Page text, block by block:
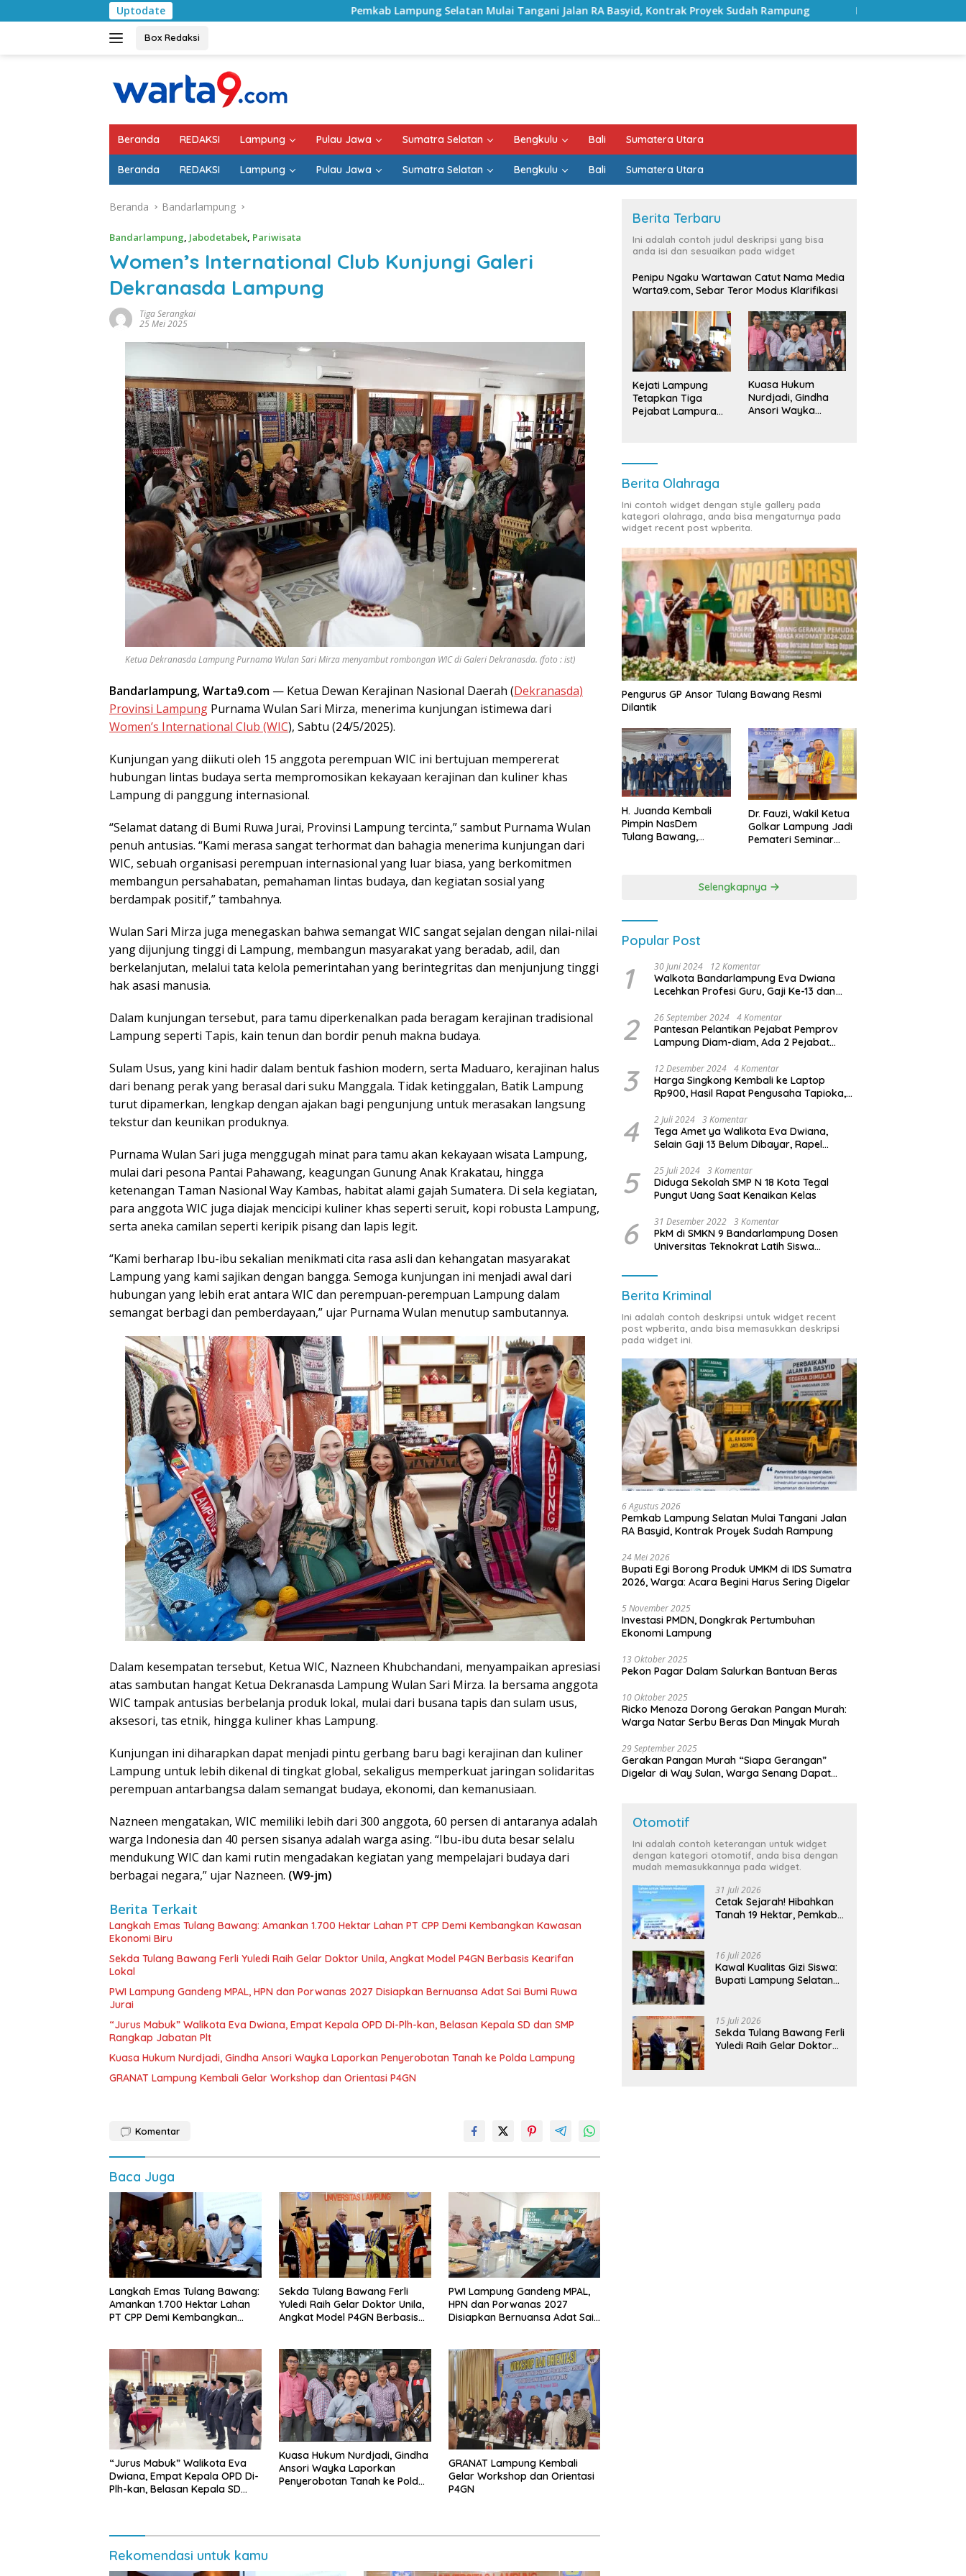
ke
Uptodate Pemkab Lampung Selatan Mulai Tangani Jalan RA Basyid, Kontrak Proyek Sudah Rampung Bulan Kemerdekaan, Bupati Lampung Selatan
Box Redaksi
Beranda REDAKSI Lampung Pulau Jawa Sumatra Selatan Bengkulu Bali Sumatera Utara
Beranda REDAKSI Lampung Pulau Jawa Sumatra Selatan Bengkulu Bali Sumatera Utara
Beranda Bandarlampung
Bandarlampung, Jabodetabek, Pariwisata
Women’s International Club Kunjungi Galeri
Dekranasda Lampung
Tiga Serangkai
25 Mei 2025
Ketua Dekranasda Lampung Purnama Wulan Sari Mirza menyambut rombongan WIC di Galeri Dekranasda. (foto : ist)
Bandarlampung, Warta9.com — Ketua Dewan Kerajinan Nasional Daerah (Dekranasda)
Provinsi Lampung Purnama Wulan Sari Mirza, menerima kunjungan istimewa dari
Women’s International Club (WIC), Sabtu (24/5/2025).
Kunjungan yang diikuti oleh 15 anggota perempuan WIC ini bertujuan mempererat
hubungan lintas budaya serta mempromosikan kekayaan kerajinan dan kuliner khas
Lampung di panggung internasional.
“Selamat datang di Bumi Ruwa Jurai, Provinsi Lampung tercinta,” sambut Purnama Wulan
penuh antusias. “Kami merasa sangat terhormat dan bahagia menerima kunjungan dari
WIC, sebuah organisasi perempuan internasional yang luar biasa, yang berkomitmen
membangun persahabatan, pemahaman lintas budaya, dan kegiatan sosial yang
berdampak positif,” tambahnya.
Wulan Sari Mirza juga menegaskan bahwa semangat WIC sangat sejalan dengan nilai-nilai
yang dijunjung tinggi di Lampung, membangun masyarakat yang beradab, adil, dan
berkelanjutan, melalui tata kelola pemerintahan yang berintegritas dan menjunjung tinggi
hak asasi manusia.
Dalam kunjungan tersebut, para tamu diperkenalkan pada beragam kerajinan tradisional
Lampung seperti Tapis, kain tenun dan bordir penuh makna budaya.
Sulam Usus, yang kini hadir dalam bentuk fashion modern, serta Maduaro, kerajinan halus
dari benang perak yang berasal dari suku Manggala. Tidak ketinggalan, Batik Lampung
turut dipamerkan, lengkap dengan ajakan bagi pengunjung untuk merasakan langsung
tekstur dan keunikan produknya.
Purnama Wulan Sari juga menggugah minat para tamu akan kekayaan wisata Lampung,
mulai dari pesona Pantai Pahawang, keagungan Gunung Anak Krakatau, hingga
ketenangan Taman Nasional Way Kambas, habitat alami gajah Sumatera. Di sela kegiatan,
para anggota WIC juga diajak mencicipi kuliner khas seperti seruit, kopi robusta Lampung,
serta aneka camilan seperti keripik pisang dan lapis legit.
“Kami berharap Ibu-ibu sekalian menikmati cita rasa asli dan kehangatan masyarakat
Lampung yang kami sajikan dengan bangga. Semoga kunjungan ini menjadi awal dari
hubungan yang lebih erat antara WIC dan perempuan-perempuan Lampung dalam
semangat berbagi dan pemberdayaan,” ujar Purnama Wulan menutup sambutannya.
Dalam kesempatan tersebut, Ketua WIC, Nazneen Khubchandani, menyampaikan apresiasi
atas sambutan hangat Ketua Dekranasda Lampung Wulan Sari Mirza. Ia bersama anggota
WIC tampak antusias berbelanja produk lokal, mulai dari busana tapis dan sulam usus,
aksesori, tas etnik, hingga kuliner khas Lampung.
Kunjungan ini diharapkan dapat menjadi pintu gerbang baru bagi kerajinan dan kuliner
Lampung untuk lebih dikenal di tingkat global, sekaligus memperkuat jaringan solidaritas
perempuan antarbangsa dalam semangat budaya, ekonomi, dan kemanusiaan.
Nazneen mengatakan, WIC memiliki lebih dari 300 anggota, 60 persen di antaranya adalah
warga Indonesia dan 40 persen sisanya adalah warga asing. “Ibu-ibu duta besar selalu
mendukung WIC dan kami rutin mengadakan kegiatan yang mempelajari budaya dari
berbagai negara,” ujar Nazneen. (W9-jm)
Berita Terkait
Langkah Emas Tulang Bawang: Amankan 1.700 Hektar Lahan PT CPP Demi Kembangkan Kawasan
Ekonomi Biru
Sekda Tulang Bawang Ferli Yuledi Raih Gelar Doktor Unila, Angkat Model P4GN Berbasis Kearifan
Lokal
PWI Lampung Gandeng MPAL, HPN dan Porwanas 2027 Disiapkan Bernuansa Adat Sai Bumi Ruwa
Jurai
“Jurus Mabuk” Walikota Eva Dwiana, Empat Kepala OPD Di-Plh-kan, Belasan Kepala SD dan SMP
Rangkap Jabatan Plt
Kuasa Hukum Nurdjadi, Gindha Ansori Wayka Laporkan Penyerobotan Tanah ke Polda Lampung
GRANAT Lampung Kembali Gelar Workshop dan Orientasi P4GN
Komentar
Baca Juga
Langkah Emas Tulang Bawang:
Amankan 1.700 Hektar Lahan
PT CPP Demi Kembangkan
Sekda Tulang Bawang Ferli
Yuledi Raih Gelar Doktor Unila,
Angkat Model P4GN Berbasis
PWI Lampung Gandeng MPAL,
HPN dan Porwanas 2027
Disiapkan Bernuansa Adat Sai
“Jurus Mabuk” Walikota Eva
Dwiana, Empat Kepala OPD Di-
Plh-kan, Belasan Kepala SD
Kuasa Hukum Nurdjadi, Gindha
Ansori Wayka Laporkan
Penyerobotan Tanah ke Polda
GRANAT Lampung Kembali
Gelar Workshop dan Orientasi
P4GN
Rekomendasi untuk kamu
Berita Terbaru
Ini adalah contoh judul deskripsi yang bisa
anda isi dan sesuaikan pada widget
Penipu Ngaku Wartawan Catut Nama Media
Warta9.com, Sebar Teror Modus Klarifikasi
Kejati Lampung
Tetapkan Tiga
Pejabat Lampura
Kuasa Hukum
Nurdjadi, Gindha
Ansori Wayka
Berita Olahraga
Ini contoh widget dengan style gallery pada
kategori olahraga, anda bisa mengaturnya pada
widget recent post wpberita.
Pengurus GP Ansor Tulang Bawang Resmi
Dilantik
H. Juanda Kembali
Pimpin NasDem
Tulang Bawang,
Dr. Fauzi, Wakil Ketua
Golkar Lampung Jadi
Pemateri Seminar
Kebangsaan
Selengkapnya
Popular Post
1 30 Juni 2024 12 Komentar
Walkota Bandarlampung Eva Dwiana
Lecehkan Profesi Guru, Gaji Ke-13 dan
2 26 September 2024 4 Komentar
Pantesan Pelantikan Pejabat Pemprov
Lampung Diam-diam, Ada 2 Pejabat
3 12 Desember 2024 4 Komentar
Harga Singkong Kembali ke Laptop
Rp900, Hasil Rapat Pengusaha Tapioka,
Lampung
4 2 Juli 2024 3 Komentar
Tega Amet ya Walikota Eva Dwiana,
Selain Gaji 13 Belum Dibayar, Rapel
Dibayar
5 25 Juli 2024 3 Komentar
Diduga Sekolah SMP N 18 Kota Tegal
Pungut Uang Saat Kenaikan Kelas
6 31 Desember 2022 3 Komentar
PkM di SMKN 9 Bandarlampung Dosen
Universitas Teknokrat Latih Siswa
Berita Kriminal
Ini adalah contoh deskripsi untuk widget recent
post wpberita, anda bisa memasukkan deskripsi
pada widget ini.
6 Agustus 2026
Pemkab Lampung Selatan Mulai Tangani Jalan
RA Basyid, Kontrak Proyek Sudah Rampung
24 Mei 2026
Bupati Egi Borong Produk UMKM di IDS Sumatra
2026, Warga: Acara Begini Harus Sering Digelar
5 November 2025
Investasi PMDN, Dongkrak Pertumbuhan
Ekonomi Lampung
13 Oktober 2025
Pekon Pagar Dalam Salurkan Bantuan Beras
10 Oktober 2025
Ricko Menoza Dorong Gerakan Pangan Murah:
Warga Natar Serbu Beras Dan Minyak Murah
29 September 2025
Gerakan Pangan Murah “Siapa Gerangan”
Digelar di Way Sulan, Warga Senang Dapat
Otomotif
Ini adalah contoh keterangan untuk widget
dengan kategori otomotif, anda bisa dengan
mudah memasukkannya pada widget.
31 Juli 2026
Cetak Sejarah! Hibahkan
Tanah 19 Hektar, Pemkab
Terintegrasi Pertama di
Lampung
16 Juli 2026
Kawal Kualitas Gizi Siswa:
Bupati Lampung Selatan
Bergizi Gratis di Natar
15 Juli 2026
Sekda Tulang Bawang Ferli
Yuledi Raih Gelar Doktor